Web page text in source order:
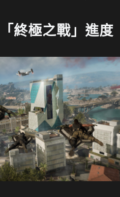
終極之戰」進度